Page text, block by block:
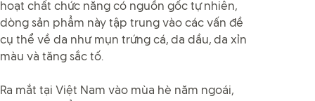
hoạt chất chức năng có nguồn gốc tự nhiên,
dòng sản phẩm này tập trung vào các vấn đề
cụ thể về da như mụn trứng cá, da dầu, da xỉn
màu và tăng sắc tố.
Ra mắt tại Việt Nam vào mùa hè năm ngoái,